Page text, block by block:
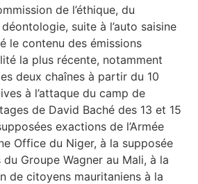
de l’éthique, du
suite à l’auto saisine
le contenu des émissions
la plus récente, notamment
deux chaînes à partir du 10
à l’attaque du camp de
de David Baché des 13 et 15
exactions de l’Armée
Office du Niger, à la supposée
du Groupe Wagner au Mali, à la
de citoyens mauritaniens à la